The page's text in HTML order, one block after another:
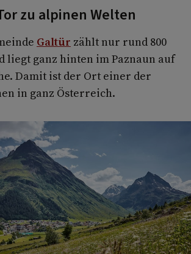
zu alpinen Welten
Galtür zählt nur rund 800
liegt ganz hinten im Paznaun auf
Damit ist der Ort einer der
in ganz Österreich.